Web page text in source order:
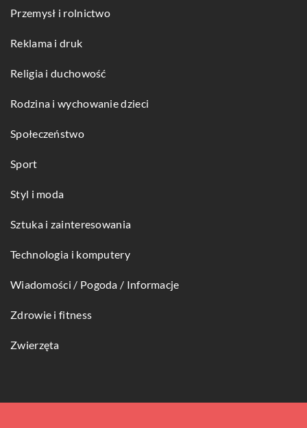
Przemysł i rolnictwo
Reklama i druk
Religia i duchowość
Rodzina i wychowanie dzieci
Społeczeństwo
Sport
Styl i moda
Sztuka i zainteresowania
Technologia i komputery
Wiadomości / Pogoda / Informacje
Zdrowie i fitness
Zwierzęta